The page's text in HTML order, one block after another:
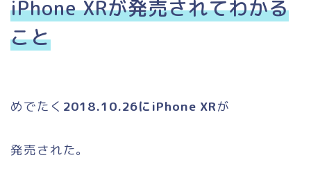
iPhone XRが発売されてわかる
こと
めでたく 2018.10.26にiPhone XRが
発売された。